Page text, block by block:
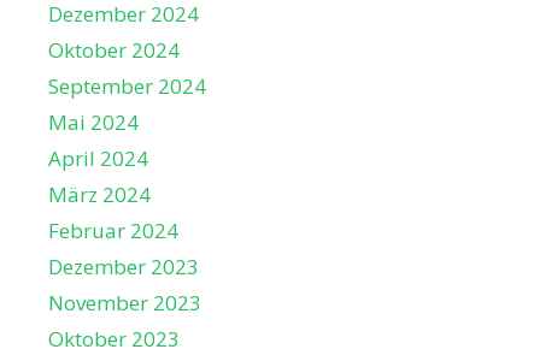
Dezember 2024
Oktober 2024
September 2024
Mai 2024
April 2024
März 2024
Februar 2024
Dezember 2023
November 2023
Oktober 2023